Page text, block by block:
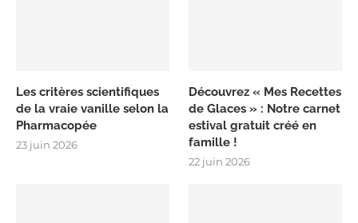
Les critères scientifiques
de la vraie vanille selon la
Pharmacopée
23 juin 2026
Découvrez « Mes Recettes
de Glaces » : Notre carnet
estival gratuit créé en
famille !
22 juin 2026